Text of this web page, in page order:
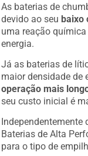
As baterias de
devido ao seu baixo
uma reação
energia.
Já as baterias de
maior densidade de
operação mais
seu custo inicial é
Baterias de Alta
para o tipo de